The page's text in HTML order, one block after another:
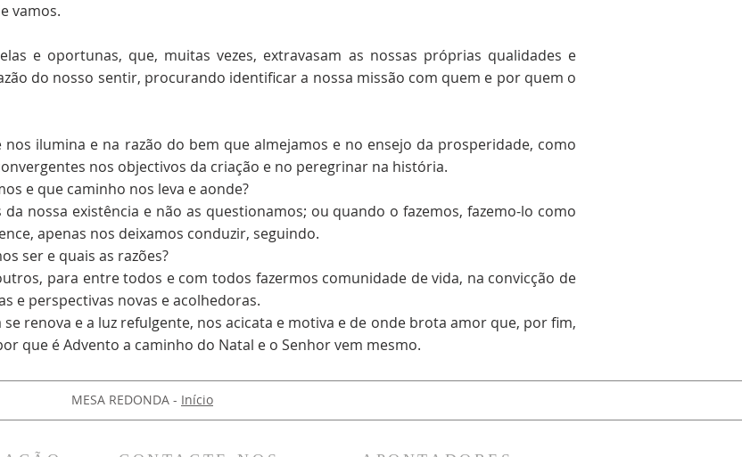
vamos.
e oportunas, que, muitas vezes, extravasam as nossas próprias qualidades e
do nosso sentir, procurando identificar a nossa missão com quem e por quem o
nos ilumina e na razão do bem que almejamos e no ensejo da prosperidade, como
nos objectivos da criação e no peregrinar na história.
e que caminho nos leva e aonde?
nossa existência e não as questionamos; ou quando o fazemos, fazemo-lo como
apenas nos deixamos conduzir, seguindo.
ser e quais as razões?
para entre todos e com todos fazermos comunidade de vida, na convicção de
e perspectivas novas e acolhedoras.
renova e a luz refulgente, nos acicata e motiva e de onde brota amor que, por fim,
que é Advento a caminho do Natal e o Senhor vem mesmo.
MESA REDONDA - Início